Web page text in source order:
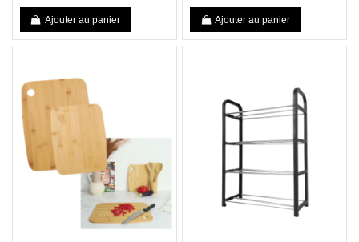
Ajouter au panier Ajouter au panier